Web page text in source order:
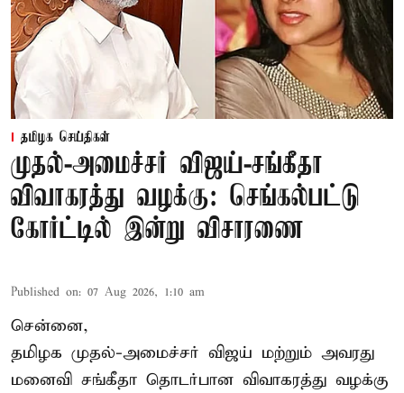
தமிழக செய்திகள்
முதல்-அமைச்சர் விஜய்-சங்கீதா
விவாகரத்து வழக்கு: செங்கல்பட்டு
கோர்ட்டில் இன்று விசாரணை
Published on: 07 Aug 2026, 1:10 am
சென்னை,
தமிழக முதல்-அமைச்சர் விஜய் மற்றும் அவரது
மனைவி சங்கீதா தொடர்பான விவாகரத்து வழக்கு